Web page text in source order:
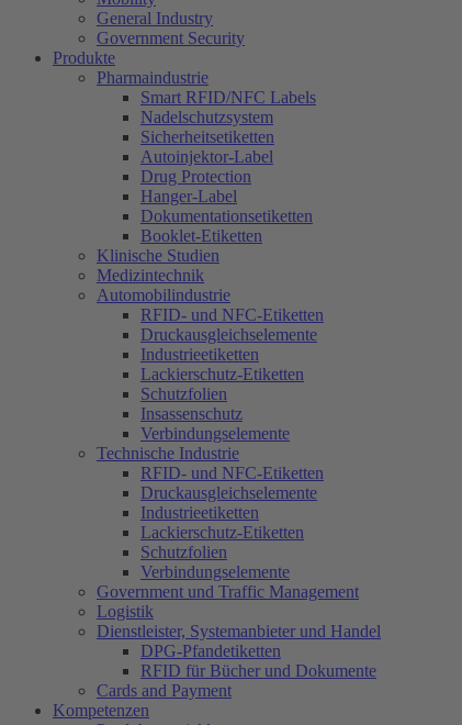
General Industry
Government Security
Produkte
Pharmaindustrie
Smart RFID/NFC Labels
Nadelschutzsystem
Sicherheitsetiketten
Autoinjektor-Label
Drug Protection
Hanger-Label
Dokumentationsetiketten
Booklet-Etiketten
Klinische Studien
Medizintechnik
Automobilindustrie
RFID- und NFC-Etiketten
Druckausgleichselemente
Industrieetiketten
Lackierschutz-Etiketten
Schutzfolien
Insassenschutz
Verbindungselemente
Technische Industrie
RFID- und NFC-Etiketten
Druckausgleichselemente
Industrieetiketten
Lackierschutz-Etiketten
Schutzfolien
Verbindungselemente
Government und Traffic Management
Logistik
Dienstleister, Systemanbieter und Handel
DPG-Pfandetiketten
RFID für Bücher und Dokumente
Cards and Payment
Kompetenzen